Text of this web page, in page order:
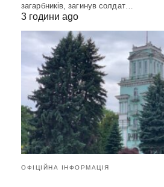
загарбників, загинув солдат…
3 години ago
ОФІЦІЙНА ІНФОРМАЦІЯ